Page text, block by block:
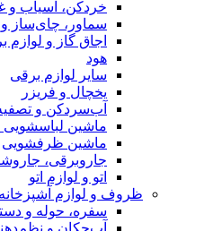
خردکن، آسیاب و
سماور، چای‌ساز و
اجاق گاز و لوازم
هود
سایر لوازم برقی
یخچال و فریزر
آب‌سردکن و
ماشین
ماشین ظرفشویی
جاروبرقی،
اتو و لوازم اتو
ظروف و لوازم آشپزخانه
سفره، حوله و